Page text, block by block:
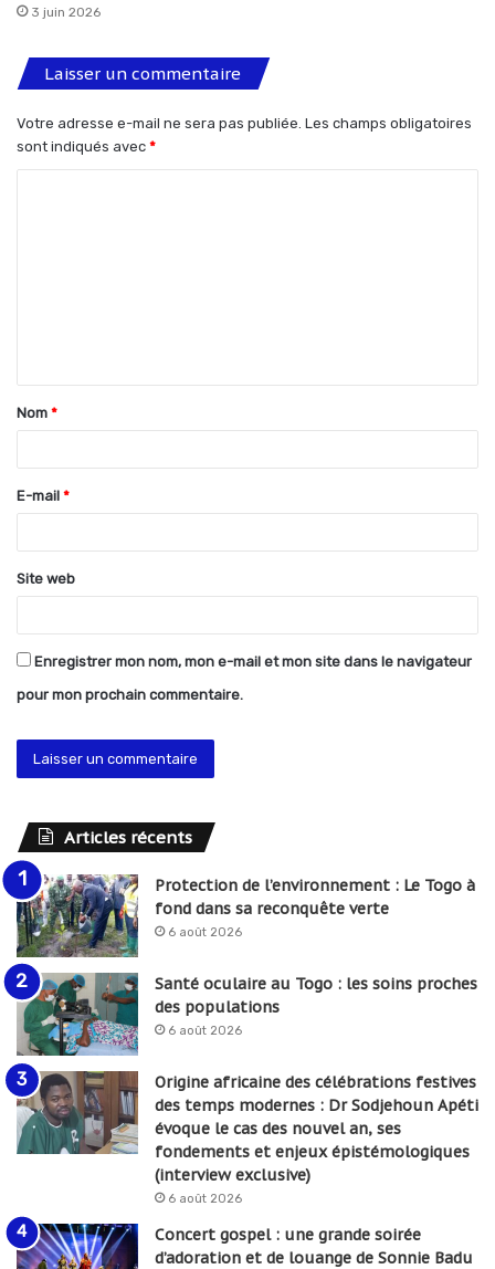
3 juin 2026
Laisser un commentaire
Votre adresse e-mail ne sera pas publiée. Les champs obligatoires
sont indiqués avec *
t
a
e
*
Nom *
E-mail *
Site web
Enregistrer mon nom, mon e-mail et mon site dans le navigateur
pour mon prochain commentaire.
Articles récents
Protection de l’environnement : Le Togo à
fond dans sa reconquête verte
6 août 2026
Santé oculaire au Togo : les soins proches
des populations
6 août 2026
Origine africaine des célébrations festives
des temps modernes : Dr Sodjehoun Apéti
évoque le cas des nouvel an, ses
fondements et enjeux épistémologiques
(interview exclusive)
6 août 2026
Concert gospel : une grande soirée
d’adoration et de louange de Sonnie Badu